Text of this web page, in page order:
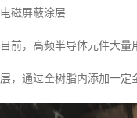
电磁屏蔽涂层
目前，高频半导体元件大
层，通过全树脂内添加一定